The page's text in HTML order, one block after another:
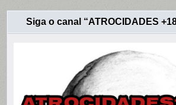
Siga o canal “ATROCIDADES